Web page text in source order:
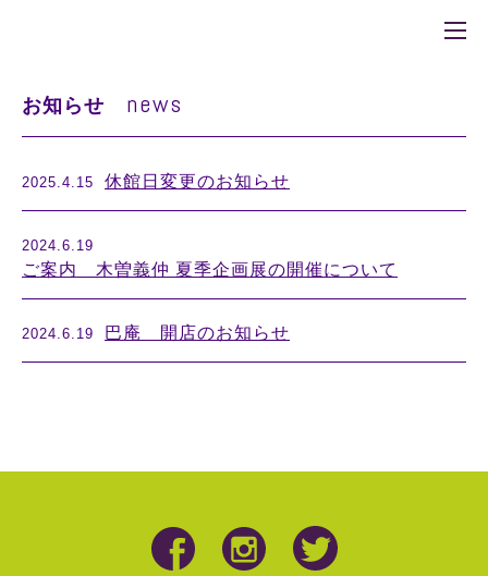
お知らせ news
2025.4.15 休館日変更のお知らせ
2024.6.19
ご案内 木曽義仲 夏季企画展の開催について
2024.6.19 巴庵 開店のお知らせ